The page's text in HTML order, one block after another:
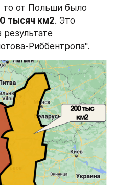
то от Польши было
тысяч км2. Это
Риббентропа".